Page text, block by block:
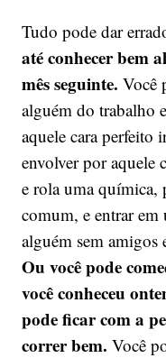
Tudo pode dar
até conhecer bem
mês seguinte. Você
alguém do trabalho
aquele cara perfeito
envolver por aquele
e rola uma química,
comum, e entrar
alguém sem
Ou você pode
você conheceu
pode ficar com a
correr bem. Você